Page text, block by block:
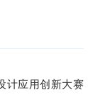
计应用创新大赛